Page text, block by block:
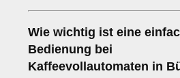
Wie wichtig ist eine
Bedienung bei
Kaffeevollautomaten in